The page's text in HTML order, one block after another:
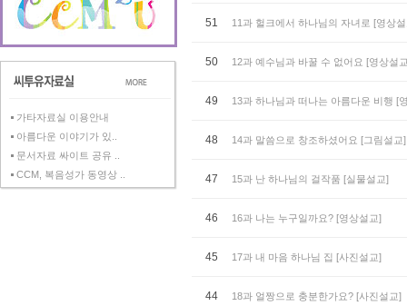
가타자료실 이용안내
아름다운 이야기가 있..
문서자료 싸이트 공유 ..
CCM, 복음성가 동영상 ..
51 11과 헐크에서 하나님의 자녀로 [영상
50 12과 예수님과 바꿀 수 없어요 [영상설
49 13과 하나님과 떠나는 아름다운 비행 [
48 14과 말씀으로 창조하셨어요 [그림설교]
47 15과 난 하나님의 걸작품 [실물설교]
46 16과 나는 누구일까요? [영상설교]
45 17과 내 마음 하나님 집 [사진설교]
44 18과 얼짱으로 충분한가요? [사진설교]